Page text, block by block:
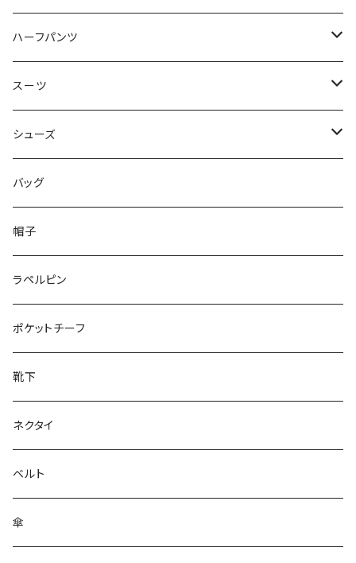
50/XL～
48/L
50/XL～
46/M
48/L
50/XL～
～44/S
46/M
48/L
50/XL～
ハーフパンツ
～44/S
46/M
48/L
50/XL～
スーツ
～44/S
46/M
48/L
50/XL～
シューズ
～25.5cm
26cm～
27cm～
28cm～
バッグ
帽子
ラペルピン
ポケットチーフ
靴下
ネクタイ
ベルト
傘